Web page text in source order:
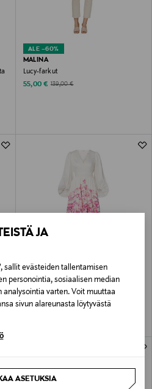
JA
sallit evästeiden tallentamisen
personointia, sosiaalisen median
varten. Voit muuttaa
sivun alareunasta löytyvästä
ASETUKSIA
ALE –60%
MALINA
Lucy-farkut
Discounted Price
55,00 € Original Price
139,00 €
MALINA
Sasia Midi Dress -midimekko
Discounted Price
199,60 €